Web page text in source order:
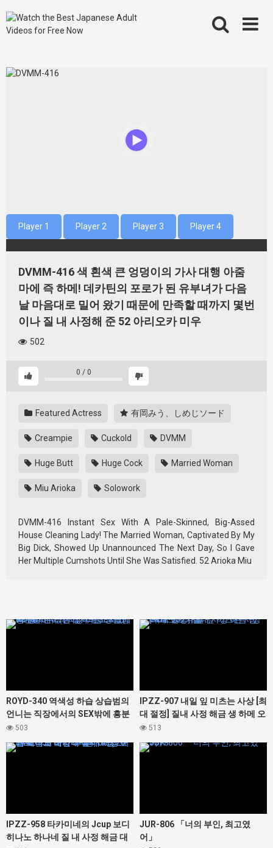
to
content
Player 1 Player 2 Player 3 Player 4
DVMM-416 색 흰색 큰 엉덩이의 가사 대행 아줌
마에 즉 하메! 데카틴의 포로가 된 유부녀가 다음
날 마음대로 밀어 왔기 때문에 만족할 때까지 몇번
이나 질 내 사정해 준 52 아리오카 미우
502
0 / 0
Featured Actress 有岡みう、しめじソード
Creampie Cuckold DVMM
Huge Butt Huge Cock Married Woman
Miu Arioka Solowork
DVMM-416 Instant Sex With A Pale-Skinned, Big-Assed
House Cleaning Lady! The Married Woman, Captivated By My
Big Dick, Showed Up Unannounced The Next Day, So I Gave
Her Multiple Cumshots Until She Was Satisfied. 52 Arioka Miu
427348
ROYD-340 역색성 하습 상습범의
언니는 직장에서의 SEX밖에 흥분
할 수 없는 성욕 몬스터였다. 봉 미
503
427412
IPZZ-907 내일 잎 미츠는 사상 [최
대 절정] 질내 사정 해금 생 하메 오
르가즘
513
427442
IPZZ-958 타카미네의 Jcup 보디
히나노 하나네 질 내 사정 해금 대
427378
JUR-806 「너의 부인, 최고였
어」